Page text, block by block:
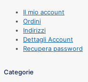
Il mio account
Ordini
Indirizzi
Dettagli Account
Recupera password
Categorie